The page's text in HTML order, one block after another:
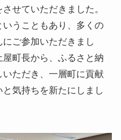
せていただきました。
うこともあり、多くの
ご参加いただきまし
町長から、ふるさと納
ただき、一層町に貢献
気持ちを新たにしまし